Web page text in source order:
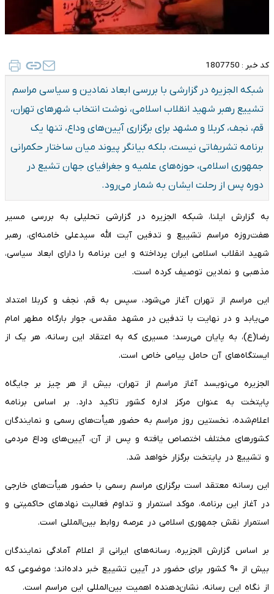
کد خبر : 1807750
شبکه الجزیره در گزارشی با بررسی ابعاد نمادین و سیاسی مراسم
تشییع رهبر شهید انقلاب اسلامی، نوشت انتخاب شهرهای تهران،
قم، نجف، کربلا و مشهد برای برگزاری آیین‌های وداع، تنها یک
برنامه تشریفاتی نیست، بلکه بیانگر پیوند میان ساختار حکمرانی
جمهوری اسلامی، حوزه‌های علمیه و جغرافیای جهان تشیع در
دوره پس از رحلت ایشان به شمار می‌رود.
به گزارش ایلنا، شبکه الجزیره در گزارشی تحلیلی به بررسی مسیر
هفت‌روزه مراسم تشییع و تدفین آیت الله سیدعلی خامنه‌ای، رهبر
شهید انقلاب اسلامی ایران پرداخته و این برنامه را دارای ابعاد سیاسی،
مذهبی و نمادین توصیف کرده است.
این مراسم از تهران آغاز می‌شود، سپس به قم، نجف و کربلا امتداد
می‌یابد و در نهایت با تدفین در مشهد مقدس، جوار بارگاه مطهر امام
رضا(ع)، به پایان می‌رسد؛ مسیری که به اعتقاد این رسانه، هر یک از
ایستگاه‌های آن حامل پیامی خاص است.
الجزیره می‌نویسد آغاز مراسم از تهران، بیش از هر چیز بر جایگاه
پایتخت به عنوان مرکز اداره کشور تاکید دارد. بر اساس برنامه
اعلام‌شده، نخستین روز مراسم به حضور هیأت‌های رسمی و نمایندگان
کشورهای مختلف اختصاص یافته و پس از آن، آیین‌های وداع مردمی
و تشییع در پایتخت برگزار خواهد شد.
این رسانه معتقد است برگزاری مراسم رسمی با حضور هیأت‌های خارجی
در آغاز این برنامه، موکد استمرار و تداوم فعالیت نهادهای حاکمیتی و
استمرار نقش جمهوری اسلامی در عرصه روابط بین‌المللی است.
بر اساس گزارش الجزیره، رسانه‌های ایرانی از اعلام آمادگی نمایندگان
بیش از ۹۰ کشور برای حضور در آیین تشییع خبر داده‌اند؛ موضوعی که
از نگاه این رسانه، نشان‌دهنده اهمیت بین‌المللی این مراسم است.